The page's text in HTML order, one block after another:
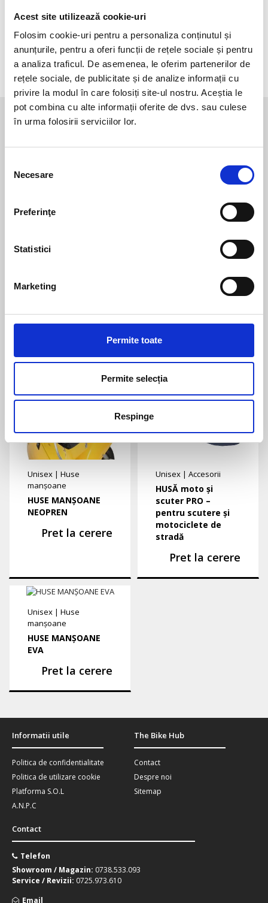
Acest site utilizează cookie-uri
Folosim cookie-uri pentru a personaliza conținutul și
anunțurile, pentru a oferi funcții de rețele sociale și pentru
a analiza traficul. De asemenea, le oferim partenerilor de
rețele sociale, de publicitate și de analize informații cu
privire la modul în care folosiți site-ul nostru. Aceștia le
pot combina cu alte informații oferite de dvs. sau culese
în urma folosirii serviciilor lor.
consimțământului
Necesare
Preferinţe
Statistici
Marketing
Permite toate
Permite selecția
Respinge
100% PVC
INFORMAȚII SUPLIMENTARE
Te-ar mai putea interesa
Husă pentru
Pret la cerere
Pret la cerere
Unisex | Huse
manșoane
HUSE MANȘOANE
NEOPREN
Pret la cerere
Unisex | Accesorii
HUSĂ moto și
scuter PRO –
pentru scutere și
motociclete de
stradă
Pret la cerere
Unisex | Huse
manșoane
HUSE MANȘOANE
EVA
Pret la cerere
Informatii utile
Politica de confidentialitate
Politica de utilizare cookie
Platforma S.O.L
A.N.P.C
The Bike Hub
Contact
Despre noi
Sitemap
Contact
Telefon
Showroom / Magazin: 0738.533.093
Service / Revizii: 0725.973.610
Email